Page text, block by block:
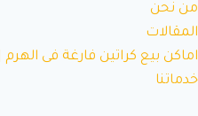
من نحن
المقالات
اماكن بيع كراتين فارغة فى الهرم | 01103707711
خدماتنا